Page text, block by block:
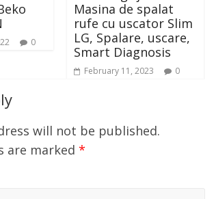
Masina de spalat
rufe cu uscator Slim
LG, Spalare, uscare,
Smart Diagnosis
February 11, 2023 0
din
will not be published.
are marked*